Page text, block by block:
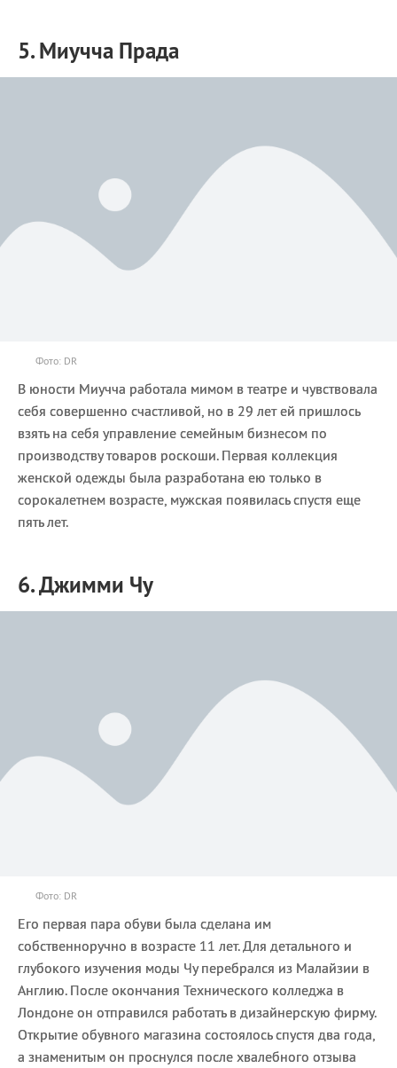
5. Миучча Прада
Фото: DR
В юности Миучча работала мимом в театре и чувствовала
себя совершенно счастливой, но в 29 лет ей пришлось
взять на себя управление семейным бизнесом по
производству товаров роскоши. Первая коллекция
женской одежды была разработана ею только в
сорокалетнем возрасте, мужская появилась спустя еще
пять лет.
6. Джимми Чу
Фото: DR
Его первая пара обуви была сделана им
собственноручно в возрасте 11 лет. Для детального и
глубокого изучения моды Чу перебрался из Малайзии в
Англию. После окончания Технического колледжа в
Лондоне он отправился работать в дизайнерскую фирму.
Открытие обувного магазина состоялось спустя два года,
а знаменитым он проснулся после хвалебного отзыва